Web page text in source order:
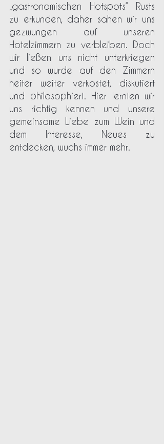
„gastronomischen Hotspots“ Rusts
zu erkunden, daher sahen wir uns
gezwungen auf unseren
Hotelzimmern zu verbleiben. Doch
wir ließen uns nicht unterkriegen
und so wurde auf den Zimmern
heiter weiter verkostet, diskutiert
und philosophiert. Hier lernten wir
uns richtig kennen und unsere
gemeinsame Liebe zum Wein und
dem Interesse, Neues zu
entdecken, wuchs immer mehr.